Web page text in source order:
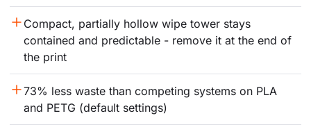
Compact, partially hollow wipe tower stays
contained and predictable - remove it at the end of
the print
73% less waste than competing systems on PLA
and PETG (default settings)